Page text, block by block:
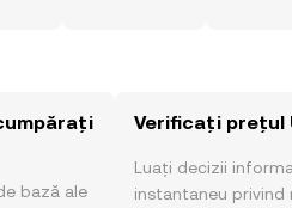
bază ale
Verificați prețul
Luați decizii
instantaneu privind